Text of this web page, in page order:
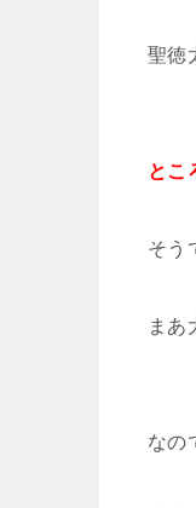
聖徳
とこ
そう
まあ
なの